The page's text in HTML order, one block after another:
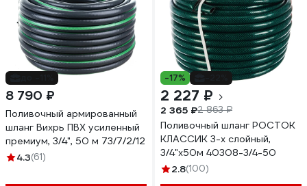
8 790 ₽
Поливочный армированный
шланг Вихрь ПВХ усиленный
премиум, 3/4", 50 м 73/7/2/12
4.3(61)
-17%
2 227 ₽
2 365 ₽2 863 ₽
Поливочный шланг РОСТОК
КЛАССИК 3-х слойный,
3/4"x50м 40308-3/4-50
2.8(100)